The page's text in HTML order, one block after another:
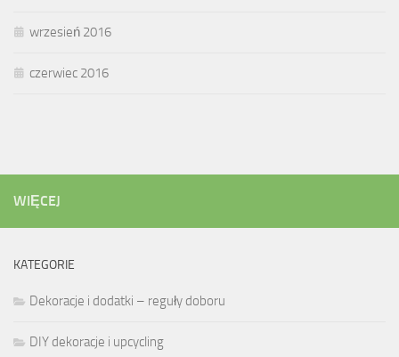
wrzesień 2016
czerwiec 2016
WIĘCEJ
KATEGORIE
Dekoracje i dodatki – reguły doboru
DIY dekoracje i upcycling